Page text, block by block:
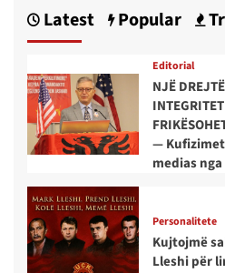
Latest Popular
Editorial
NJË
—
medias nga
Personalitete
Kujtojmë
Lleshi për